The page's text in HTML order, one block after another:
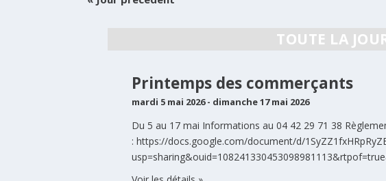
VUES
TOUTE LA
Printemps des commerçants
mardi 5 mai 2026- dimanche 17 mai 2026
Du 5 au 17 mai Informations au 04 42 29 71 38
: https://docs.google.com/document/d/